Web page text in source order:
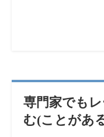
専門家でも
む(ことがあ